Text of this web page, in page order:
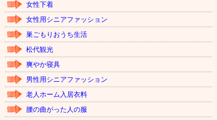
女性下着
女性用シニアファッション
巣ごもりおうち生活
松代観光
爽やか寝具
男性用シニアファッション
老人ホーム入居衣料
腰の曲がった人の服